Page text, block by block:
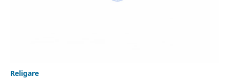
Religare